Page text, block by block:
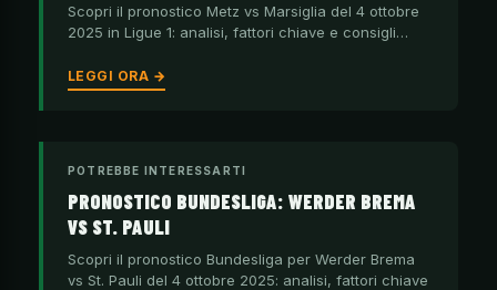
Scopri il pronostico Metz vs Marsiglia del 4 ottobre
2025 in Ligue 1: analisi, fattori chiave e consigli…
LEGGI ORA →
POTREBBE INTERESSARTI
PRONOSTICO BUNDESLIGA: WERDER BREMA
VS ST. PAULI
Scopri il pronostico Bundesliga per Werder Brema
vs St. Pauli del 4 ottobre 2025: analisi, fattori chiave